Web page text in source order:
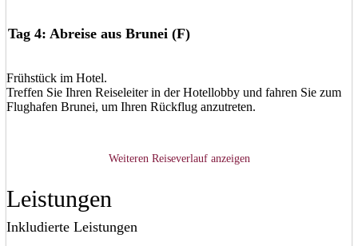
Tag 4: Abreise aus Brunei (F)
Frühstück im Hotel.
Treffen Sie Ihren Reiseleiter in der Hotellobby und fahren Sie zum
Flughafen Brunei, um Ihren Rückflug anzutreten.
Weiteren Reiseverlauf anzeigen
Leistungen
Inkludierte Leistungen